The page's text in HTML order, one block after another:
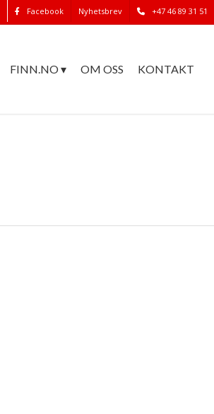
Facebook Nyhetsbrev +47 46 89 31 51
FINN.NO ▾ OM OSS KONTAKT